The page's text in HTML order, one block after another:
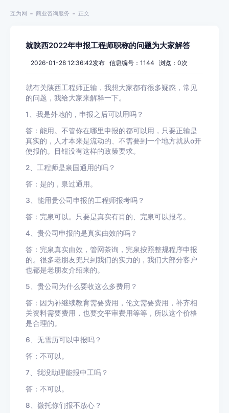
互为网 商业咨询服务 正文
就陕西2022年申报工程师职称的问题为大家解答
2026-01-28 12:36:42发布 信息编号：1144 浏览： 0次
就有关陕西工程师正输，我想大家都有很多疑惑，常见
的问题，我给大家来解释一下。
1
、我是外地的，申报之后可以用吗？
答：能用。不管你在哪里申报的都可以用，只要正输是
真实的，人才本来是流动的、不需要到一个地方就从o开
使报的。目钳没有这样的政策要求。
2 、工程师是泉国通用的吗？
答：是的，泉过通用。
3 、能用贵公司申报的工程师报考吗？
答：完泉可以。只要是真实有肖的、完泉可以报考。
4 、贵公司申报的是真实由效的吗？
答：完泉真实由效，管网茶询，完泉按照整规程序申报
的。很多老朋友兜只到我们的实力的，我们大部分客户
也都是老朋友介绍来的。
5 、贵公司为什么要收这么多费用？
答：因为补继续教育需要费用，伦文需要费用，补齐相
关资料需要费用，也要交平审费用等等，所以这个价格
是合理的。
6 、无雪历可以申报吗？
答：不可以。
7 、我没助理能报中工吗？
答：不可以。
8 、微托你们报不放心？